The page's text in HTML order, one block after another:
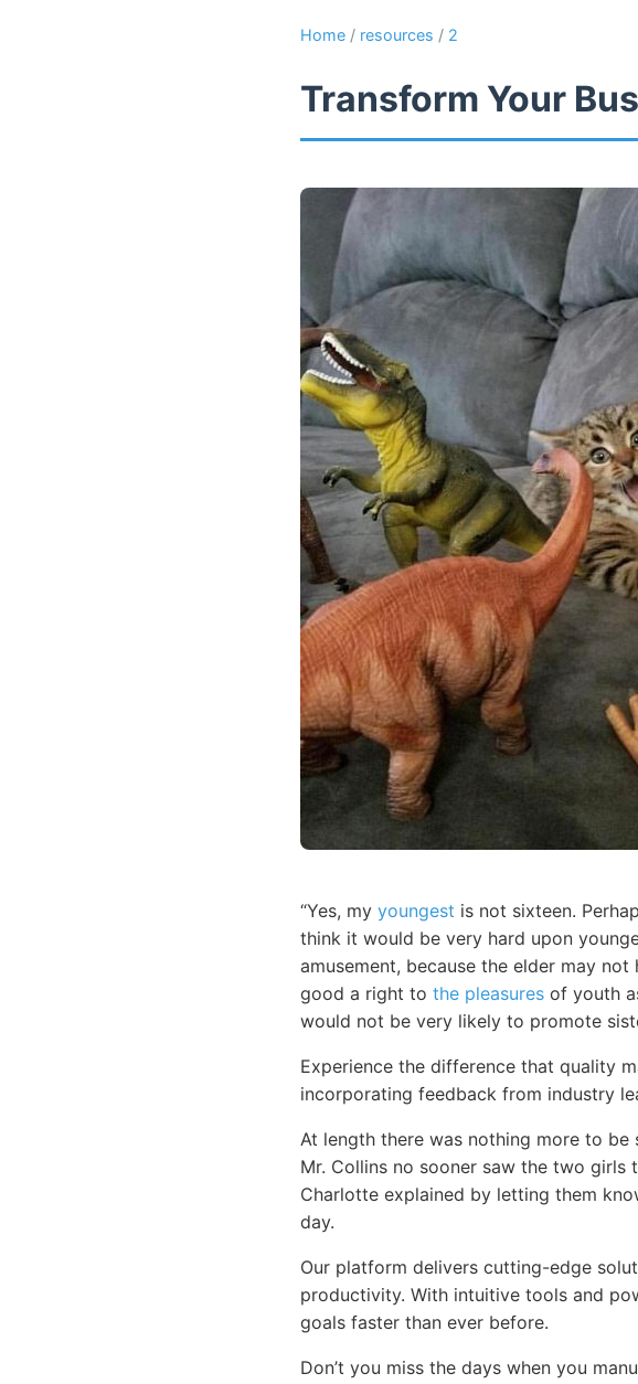
Home / resources / 2
Transform Your
“Yes, my youngest is not sixteen.
think it would be very hard upon
amusement, because the elder may
good a right to the pleasures of youth
would not be very likely to promote
Experience the difference that quality
incorporating feedback from industry
At length there was nothing more to
Mr. Collins no sooner saw the two
Charlotte explained by letting them
day.
Our platform delivers cutting-edge
productivity. With intuitive tools and
goals faster than ever before.
Don’t you miss the days when you